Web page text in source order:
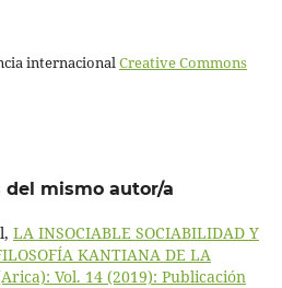
internacionalCreative Commons
mismo autor/a
LA INSOCIABLE SOCIABILIDAD Y
KANTIANA DE LA
Vol. 14 (2019): Publicación